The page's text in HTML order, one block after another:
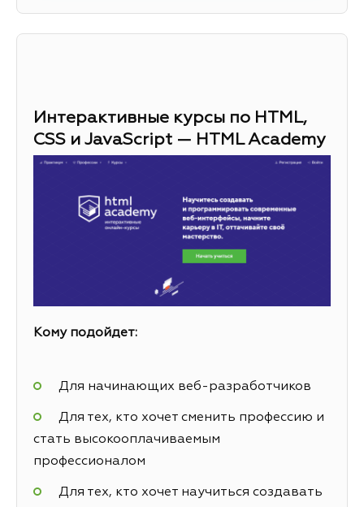
Интерактивные курсы по HTML,
CSS и JavaScript — HTML Academy
Кому подойдет:
Для начинающих веб-разработчиков
Для тех, кто хочет сменить профессию и
стать высокооплачиваемым
профессионалом
Для тех, кто хочет научиться создавать